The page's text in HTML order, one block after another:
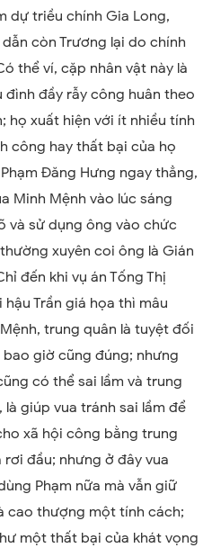
dự triều chính Gia Long,
còn Trương lại do chính
thể ví, cặp nhân vật này là
đầy rẫy công huân theo
họ xuất hiện với ít nhiều tính
công hay thất bại của họ
Đăng Hưng ngay thẳng,
Minh Mệnh vào lúc sáng
và sử dụng ông vào chức
xuyên coi ông là Gián
đến khi vụ án Tống Thị
Trần giá họa thì mâu
trung quân là tuyệt đối
giờ cũng đúng; nhưng
có thể sai lầm và trung
giúp vua tránh sai lầm để
xã hội công bằng trung
đầu; nhưng ở đây vua
Phạm nữa mà vẫn giữ
cao thượng một tính cách;
một thất bại của khát vọng